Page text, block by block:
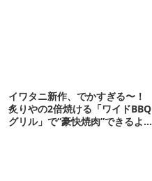
イワタニ新作、でかすぎる〜！
炙りやの2倍焼ける「ワイドBBQ
グリル」で“豪快焼肉”できるよ